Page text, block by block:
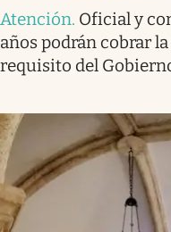
Atención. Oficial y
años podrán cobrar
requisito del